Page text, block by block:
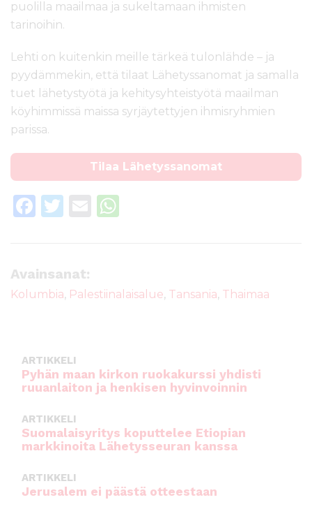
puolilla maailmaa ja sukeltamaan ihmisten
tarinoihin.
Lehti on kuitenkin meille tärkeä tulonlähde – ja
pyydämmekin, että tilaat Lähetyssanomat ja samalla
tuet lähetystyötä ja kehitysyhteistyötä maailman
köyhimmissä maissa syrjäytettyjen ihmisryhmien
parissa.
Tilaa Lähetyssanomat
F
e
b
k
T
te
r
E
A
Avainsanat:
Kolumbia, Palestiinalaisalue, Tansania, Thaimaa
ARTIKKELI
Pyhän maan kirkon ruokakurssi yhdisti
ruuanlaiton ja henkisen hyvinvoinnin
ARTIKKELI
Suomalaisyritys koputtelee Etiopian
markkinoita Lähetysseuran kanssa
ARTIKKELI
Jerusalem ei päästä otteestaan